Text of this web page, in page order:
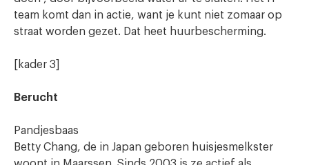
team komt dan in actie, want je kunt niet zomaar op
straat worden gezet. Dat heet huurbescherming.
[kader 3]
Berucht
Pandjesbaas
Betty Chang, de in Japan geboren huisjesmelkster